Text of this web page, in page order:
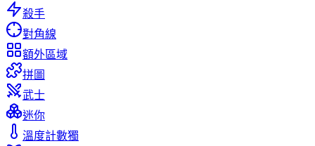
殺手
對角線
額外區域
拼圖
武士
迷你
溫度計數獨